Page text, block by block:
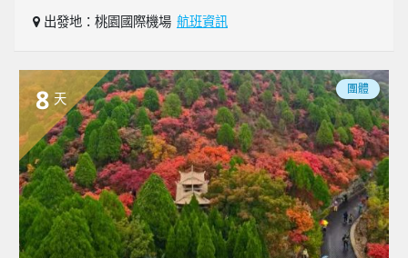
出發地：桃園國際機場 航班資訊
8 天
團體